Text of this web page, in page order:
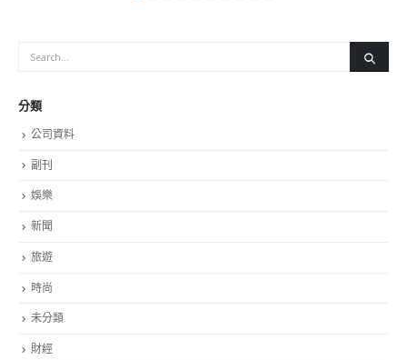
分類
公司資料
副刊
娛樂
新聞
旅遊
時尚
未分類
財經